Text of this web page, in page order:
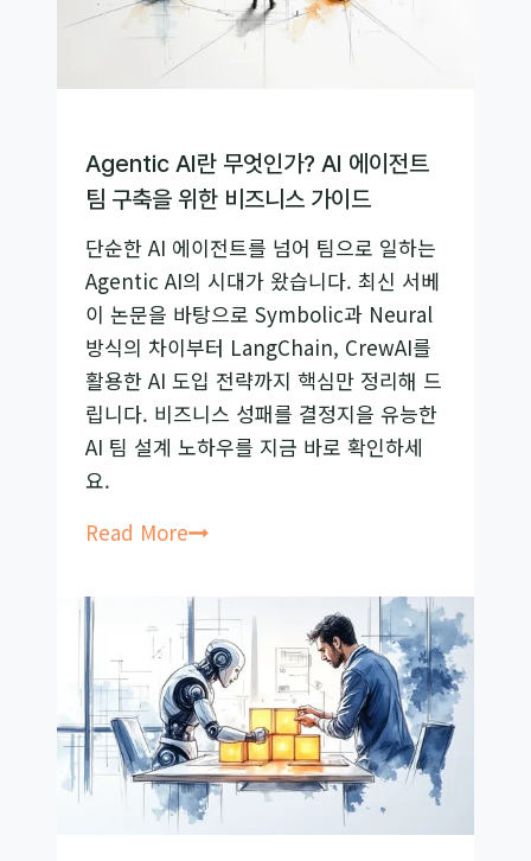
ChatGPT·Claude·Gemini
뭘
할
까
요?
Agentic AI란 무엇인가? AI 에이전트
팀 구축을 위한 비즈니스 가이드
단순한 AI 에이전트를 넘어 팀으로 일하는
Agentic AI의 시대가 왔습니다. 최신 서베
이 논문을 바탕으로 Symbolic과 Neural
방식의 차이부터 LangChain, CrewAI를
활용한 AI 도입 전략까지 핵심만 정리해 드
립니다. 비즈니스 성패를 결정지을 유능한
AI 팀 설계 노하우를 지금 바로 확인하세
요.
Read MoreAgentic
란
무
엇
인
가?
AI
에
이